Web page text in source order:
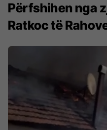
Përfshihen nga
Ratkoc të